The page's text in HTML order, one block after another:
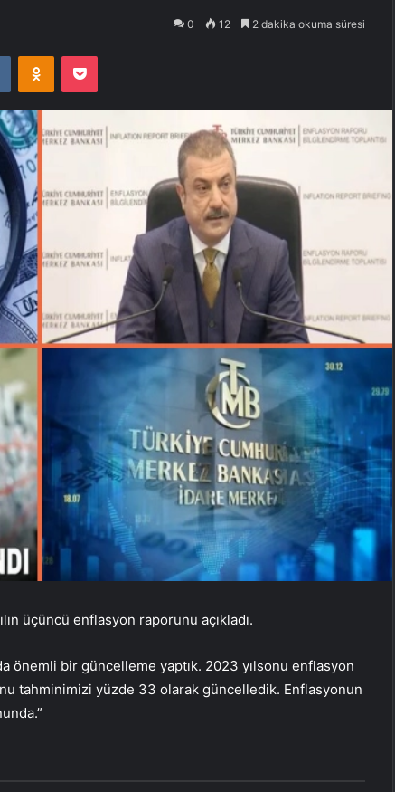
0 12 2 dakika okuma süresi
VKontakteOdnoklassniki
Pocket
üçüncü enflasyon raporunu açıkladı.
önemli bir güncelleme yaptık. 2023 yılsonu enflasyon
tahminimizi yüzde 33 olarak güncelledik. Enflasyonun